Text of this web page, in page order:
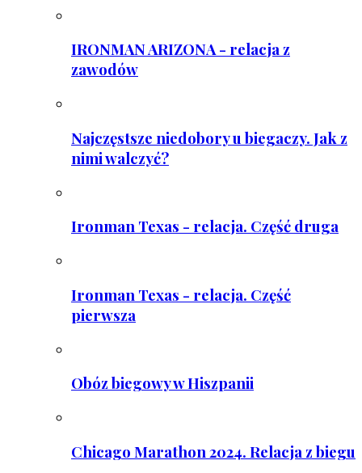
IRONMAN ARIZONA - relacja z
zawodów
Najczęstsze niedobory u biegaczy. Jak z
nimi walczyć?
Ironman Texas - relacja. Część druga
Ironman Texas - relacja. Część
pierwsza
Obóz biegowy w Hiszpanii
Chicago Marathon 2024. Relacja z biegu